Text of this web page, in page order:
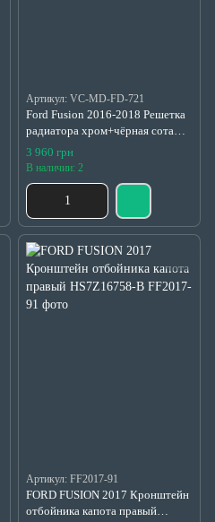
Артикул: VC-MD-FD-721
Ford Fusion 2016-2018 Решетка
радиатора хром+чёрная сота
HS7Z8200VA
3 960 грн
В наличии: 2
Артикул: FF2017-91
FORD FUSION 2017 Кронштейн
отбойника капота правый